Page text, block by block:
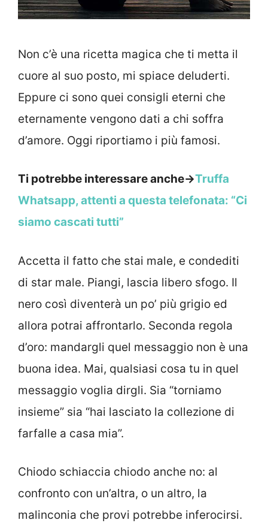
Non c’è una ricetta magica che ti metta il
cuore al suo posto, mi spiace deluderti.
Eppure ci sono quei consigli eterni che
eternamente vengono dati a chi soffra
d’amore. Oggi riportiamo i più famosi.
Ti potrebbe interessare anche->Truffa
Whatsapp, attenti a questa telefonata: “Ci
siamo cascati tutti”
Accetta il fatto che stai male, e condediti
di star male. Piangi, lascia libero sfogo. Il
nero così diventerà un po’ più grigio ed
allora potrai affrontarlo. Seconda regola
d’oro: mandargli quel messaggio non è una
buona idea. Mai, qualsiasi cosa tu in quel
messaggio voglia dirgli. Sia “torniamo
insieme” sia “hai lasciato la collezione di
farfalle a casa mia”.
Chiodo schiaccia chiodo anche no: al
confronto con un’altra, o un altro, la
malinconia che provi potrebbe inferocirsi.